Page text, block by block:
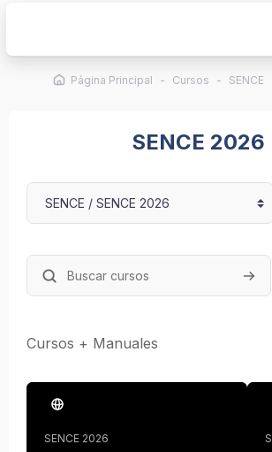
Página Principal Cursos SENCE
SENCE 2026
Categorías
Buscar cursos
Cursos + Manuales
SENCE 2026